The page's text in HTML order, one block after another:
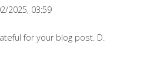
2025, 03:59
for your blog post. D.